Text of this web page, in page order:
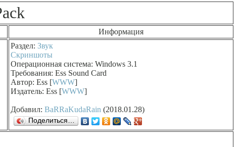
Информация
Раздел: Звук
Скриншоты
Операционная система: Windows 3.1
Требования: Ess Sound Card
Автор: Ess [WWW]
Издатель: Ess [WWW]
Добавил: BaRRaKudaRain (2018.01.28)
Поделиться…